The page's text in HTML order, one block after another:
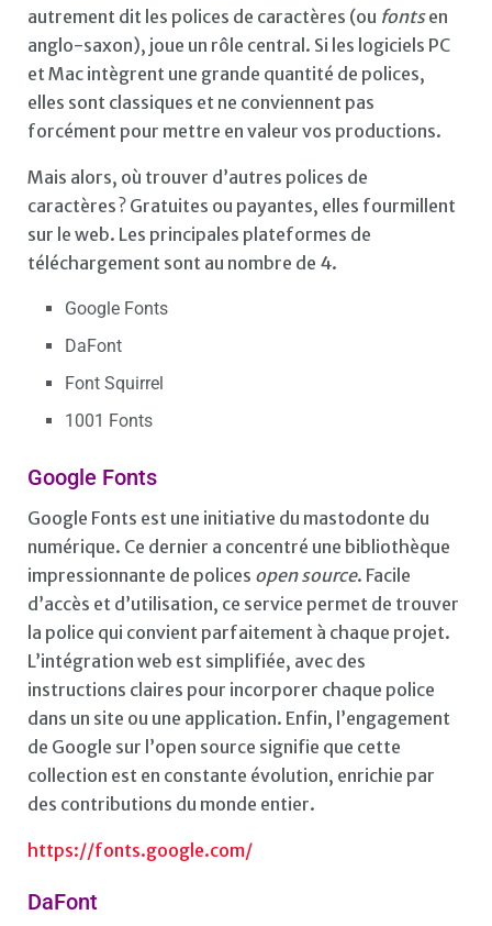
autrement dit les polices de caractères (ou fontsen
anglo-saxon), joue un rôle central. Si les logiciels PC
et Mac intègrent une grande quantité de polices,
elles sont classiques et ne conviennent pas
forcément pour mettre en valeur vos productions.
Mais alors, où trouver d’autres polices de
caractères ? Gratuites ou payantes, elles fourmillent
sur le web. Les principales plateformes de
téléchargement sont au nombre de 4.
Google Fonts
DaFont
Font Squirrel
1001 Fonts
Google Fonts
Google Fonts est une initiative du mastodonte du
numérique. Ce dernier a concentré une bibliothèque
impressionnante de polices open source. Facile
d’accès et d’utilisation, ce service permet de trouver
la police qui convient parfaitement à chaque projet.
L’intégration web est simplifiée, avec des
instructions claires pour incorporer chaque police
dans un site ou une application. Enfin, l’engagement
de Google sur l’open source signifie que cette
collection est en constante évolution, enrichie par
des contributions du monde entier.
https://fonts.google.com/
DaFont